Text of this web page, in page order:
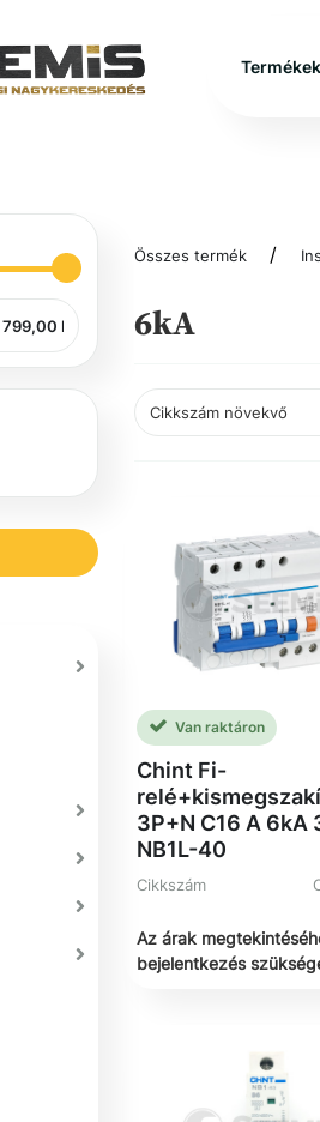
Termékek
Összes termék
6kA
Van raktáron
Chint Fi-
3P+N C16 A 6kA
NB1L-40
Cikkszám
Az árak
bejelentkezés